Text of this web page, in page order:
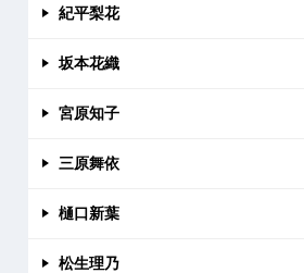
紀平梨花
坂本花織
宮原知子
三原舞依
樋口新葉
松生理乃